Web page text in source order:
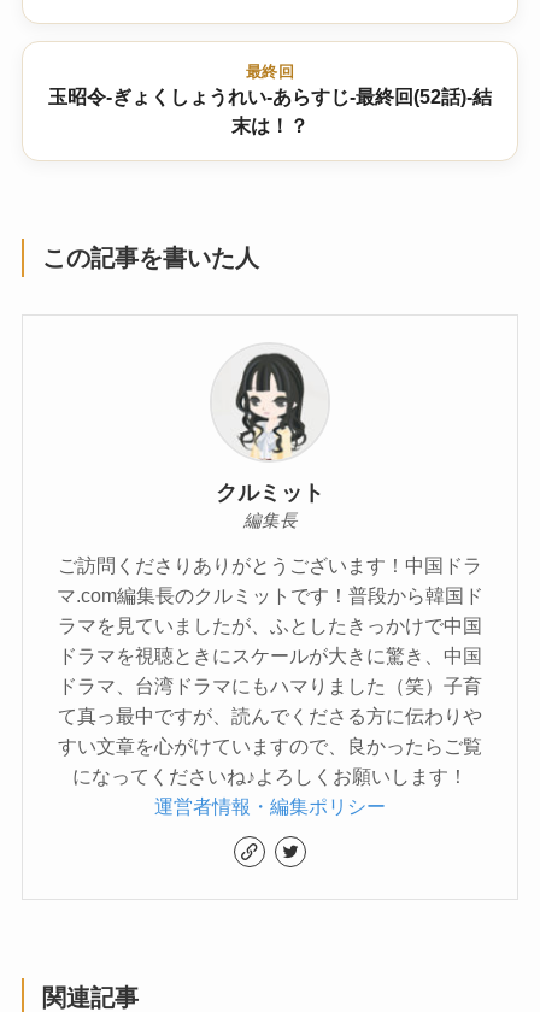
最終回
玉昭令-ぎょくしょうれい-あらすじ-最終回(52話)-結
末は！？
この記事を書いた人
クルミット
編集長
ご訪問くださりありがとうございます！中国ドラ
マ.com編集長のクルミットです！普段から韓国ド
ラマを見ていましたが、ふとしたきっかけで中国
ドラマを視聴ときにスケールが大きに驚き、中国
ドラマ、台湾ドラマにもハマりました（笑）子育
て真っ最中ですが、読んでくださる方に伝わりや
すい文章を心がけていますので、良かったらご覧
になってくださいね♪よろしくお願いします！
運営者情報・編集ポリシー
関連記事